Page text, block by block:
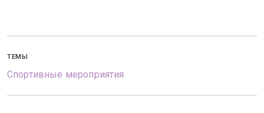
ТЕМЫ
Спортивные мероприятия